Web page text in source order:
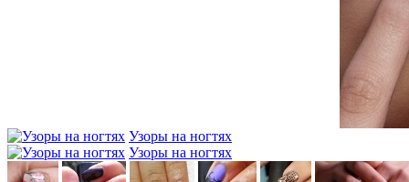
Узоры на ногтях
Узоры на ногтях